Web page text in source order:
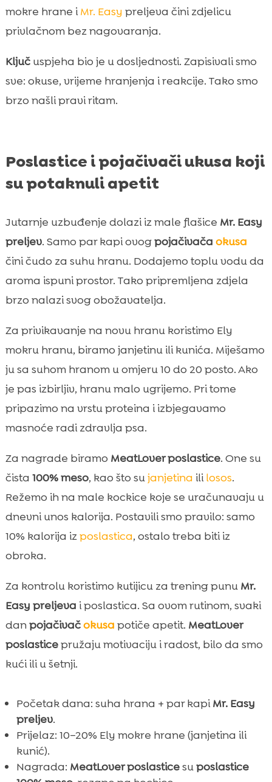
mokre hrane iMr. Easy preljeva čini zdjelicu
privlačnom bez nagovaranja.
Ključuspjeha bio je u dosljednosti. Zapisivali smo
sve: okuse, vrijeme hranjenja i reakcije. Tako smo
brzo našli pravi ritam.
Poslastice i pojačivači ukusa koji
su potaknuli apetit
Jutarnje uzbuđenje dolazi iz male flašice Mr. Easy
preljev. Samo par kapi ovogpojačivača okusa
čini čudo za suhu hranu. Dodajemo toplu vodu da
aroma ispuni prostor. Tako pripremljena zdjela
brzo nalazi svog obožavatelja.
Za privikavanje na novu hranu koristimo Ely
mokru hranu, biramo janjetinu ili kunića. Miješamo
ju sa suhom hranom u omjeru 10 do 20 posto. Ako
je pas izbirljiv, hranu malo ugrijemo. Pri tome
pripazimo na vrstu proteina i izbjegavamo
masnoće radi zdravlja psa.
Za nagrade biramo MeatLover poslastice. One su
čista 100% meso, kao što sujanjetina ililosos.
Režemo ih na male kockice koje se uračunavaju u
dnevni unos kalorija. Postavili smo pravilo: samo
10% kalorija izposlastica, ostalo treba biti iz
obroka.
Za kontrolu koristimo kutijicu za trening punu Mr.
Easy preljeva i poslastica. Sa ovom rutinom, svaki
danpojačivačokusa potiče apetit. MeatLover
poslasticepružaju motivaciju i radost, bilo da smo
kući ili u šetnji.
Početak dana: suha hrana + par kapiMr. Easy
preljev.
Prijelaz: 10–20% Ely mokre hrane (janjetina ili
kunić).
Nagrada: MeatLover poslasticesuposlastice